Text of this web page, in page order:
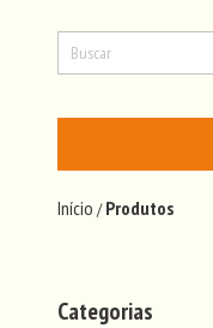
Início / Produtos
Categorias